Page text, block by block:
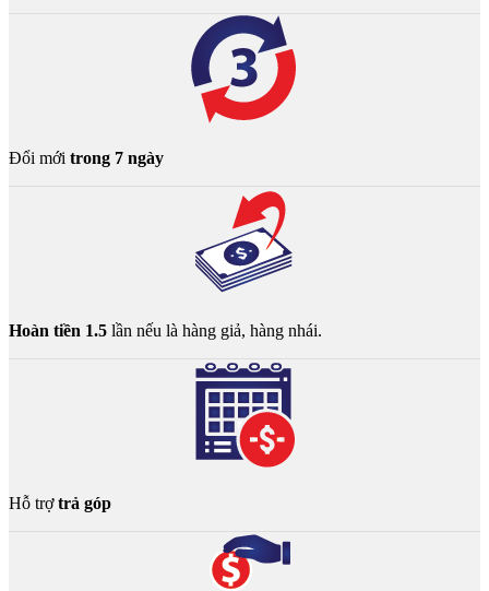
Đổi mới trong 7 ngày
Hoàn tiền 1.5 lần nếu là hàng giả, hàng nhái.
Hỗ trợtrả góp